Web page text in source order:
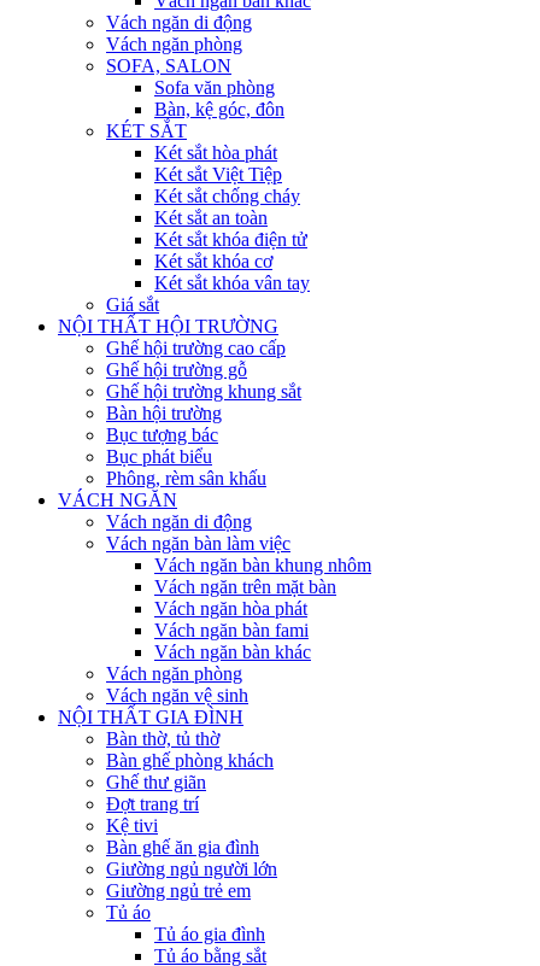
Vách ngăn di động
Vách ngăn phòng
SOFA, SALON
Sofa văn phòng
Bàn, kệ góc, đôn
KÉT SẮT
Két sắt hòa phát
Két sắt Việt Tiệp
Két sắt chống cháy
Két sắt an toàn
Két sắt khóa điện tử
Két sắt khóa cơ
Két sắt khóa vân tay
Giá sắt
NỘI THẤT HỘI TRƯỜNG
Ghế hội trường cao cấp
Ghế hội trường gỗ
Ghế hội trường khung sắt
Bàn hội trường
Bục tượng bác
Bục phát biểu
Phông, rèm sân khấu
VÁCH NGĂN
Vách ngăn di động
Vách ngăn bàn làm việc
Vách ngăn bàn khung nhôm
Vách ngăn trên mặt bàn
Vách ngăn hòa phát
Vách ngăn bàn fami
Vách ngăn bàn khác
Vách ngăn phòng
Vách ngăn vệ sinh
NỘI THẤT GIA ĐÌNH
Bàn thờ, tủ thờ
Bàn ghế phòng khách
Ghế thư giãn
Đợt trang trí
Kệ tivi
Bàn ghế ăn gia đình
Giường ngủ người lớn
Giường ngủ trẻ em
Tủ áo
Tủ áo gia đình
Tủ áo bằng sắt